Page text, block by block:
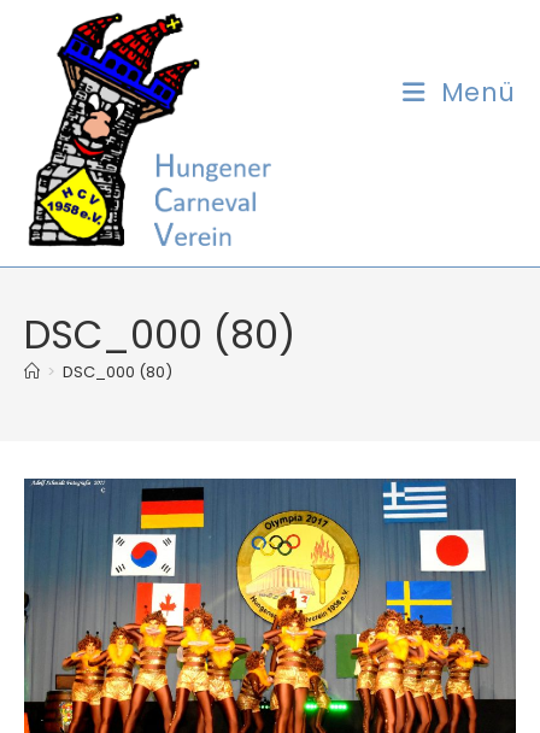
springen
Menü
DSC_000 (80)
> DSC_000 (80)